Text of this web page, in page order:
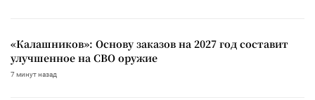
«Калашников»: Основу заказов на 2027 год составит
улучшенное на СВО оружие
7 минут назад